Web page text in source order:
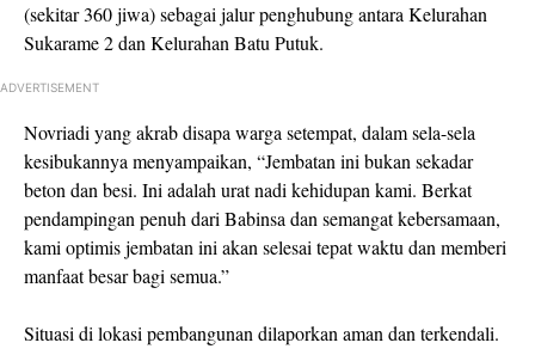
(sekitar 360 jiwa) sebagai jalur penghubung antara Kelurahan
Sukarame 2 dan Kelurahan Batu Putuk.
ADVERTISEMENT
Novriadi yang akrab disapa warga setempat, dalam sela-sela
kesibukannya menyampaikan, “Jembatan ini bukan sekadar
beton dan besi. Ini adalah urat nadi kehidupan kami. Berkat
pendampingan penuh dari Babinsa dan semangat kebersamaan,
kami optimis jembatan ini akan selesai tepat waktu dan memberi
manfaat besar bagi semua.”
Situasi di lokasi pembangunan dilaporkan aman dan terkendali.